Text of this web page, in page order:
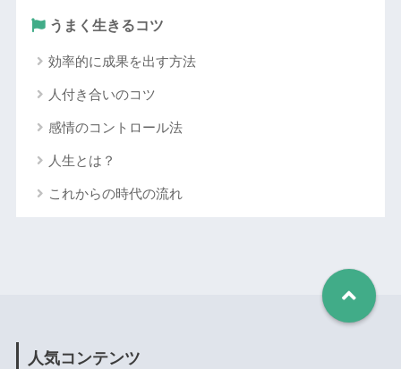
うまく生きるコツ
効率的に成果を出す方法
人付き合いのコツ
感情のコントロール法
人生とは？
これからの時代の流れ
人気コンテンツ